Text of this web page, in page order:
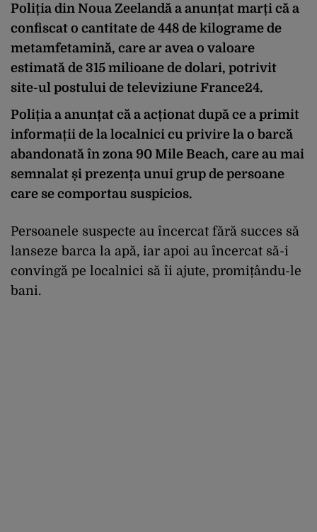
Poliția din Noua Zeelandă a anunțat marți că a
confiscat o cantitate de 448 de kilograme de
metamfetamină, care ar avea o valoare
estimată de 315 milioane de dolari, potrivit
site-ul postului de televiziune France24.
Poliția a anunțat că a acționat după ce a primit
informații de la localnici cu privire la o barcă
abandonată în zona 90 Mile Beach, care au mai
semnalat și prezența unui grup de persoane
care se comportau suspicios.
Persoanele suspecte au încercat fără succes să
lanseze barca la apă, iar apoi au încercat să-i
convingă pe localnici să îi ajute, promițându-le
bani.